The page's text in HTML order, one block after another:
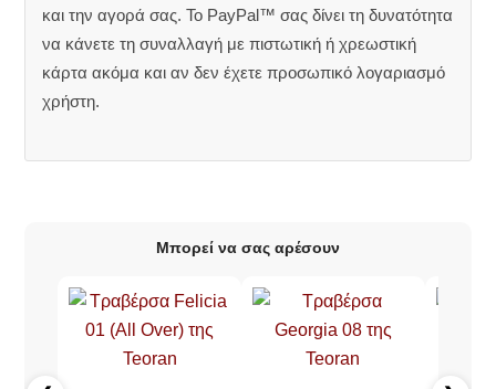
και την αγορά σας. Το PayPal™ σας δίνει τη δυνατότητα
να κάνετε τη συναλλαγή με πιστωτική ή χρεωστική
κάρτα ακόμα και αν δεν έχετε προσωπικό λογαριασμό
χρήστη.
Μπορεί να σας αρέσουν